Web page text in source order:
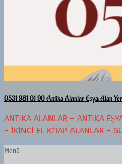
0531 981 01 90 Antika Alanlar Eşya Alan
ANTIKA ALANLAR – ANTIKA
– İKINCI EL KITAP ALANLAR –
Menü